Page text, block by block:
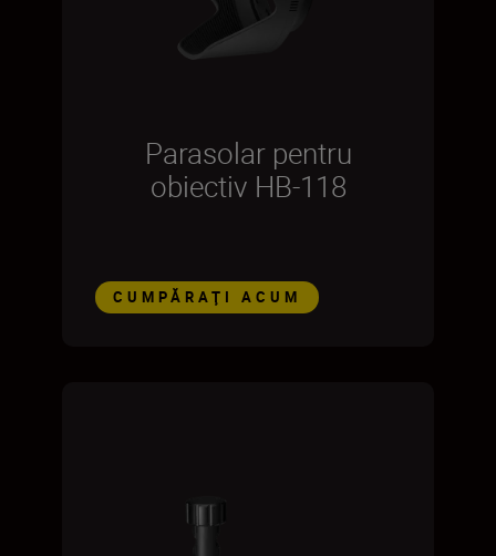
Parasolar pentru
obiectiv HB-118
CUMPĂRAŢI ACUM